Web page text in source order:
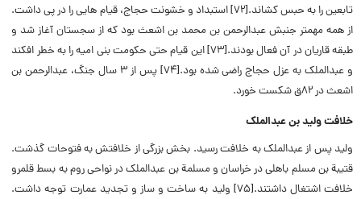
تابعین را به حبس کشاند.[۷۲] استبداد و خشونت حجاج، قیام هایی را در پی داشت.
از همه مهمتر جنبش عبدالرحمن بن محمد بن اشعث بود که از سجستان آغاز شد و
طبقه قاریان در آن فعال بودند.[۷۳]
این قیام حتی حکومت بنی امیه را به خطر افکند
و عبدالملک به عزل حجاج راضی شده بود.[۷۴] پس از ۳ سال جنگ، عبدالرحمن بن
اشعث در ۸۲ق شکست خورد.
خلافت ولید بن عبدالملک
ولید پس از عبدالملک به خلافت رسید. بخش بزرگی از خلافتش به فتوحات گذشت.
قتیبة بن مسلم باهلی در خراسان و مسلمة بن عبدالملک در نواحی روم به بسط قلمرو
خلافت اشتغال داشتند.[۷۵]
ولید به ساخت و ساز و تجدید عمارت توجه داشت.